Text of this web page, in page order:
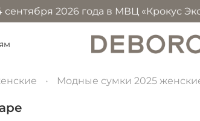
года в МВЦ «Крокус Экспо»
Модные сумки 2025